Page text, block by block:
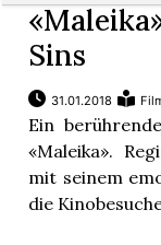
Immobilien
Veranstaltungen
Stellen
Sins
31.01.2018
Ein
«Maleika».
mit seinem
die